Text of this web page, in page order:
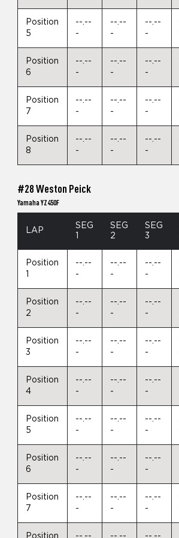
Position
5
--.--
-
--.--
-
--.--
-
Position
6
--.--
-
--.--
-
--.--
-
Position
7
--.--
-
--.--
-
--.--
-
Position
8
--.--
-
--.--
-
--.--
-
#28 Weston Peick
Yamaha YZ450F
LAP
SEG
1
SEG
2
SEG
3
Position
1
--.--
-
--.--
-
--.--
-
Position
2
--.--
-
--.--
-
--.--
-
Position
3
--.--
-
--.--
-
--.--
-
Position
4
--.--
-
--.--
-
--.--
-
Position
5
--.--
-
--.--
-
--.--
-
Position
6
--.--
-
--.--
-
--.--
-
Position
7
--.--
-
--.--
-
--.--
-
Position
--.--
--.--
--.--